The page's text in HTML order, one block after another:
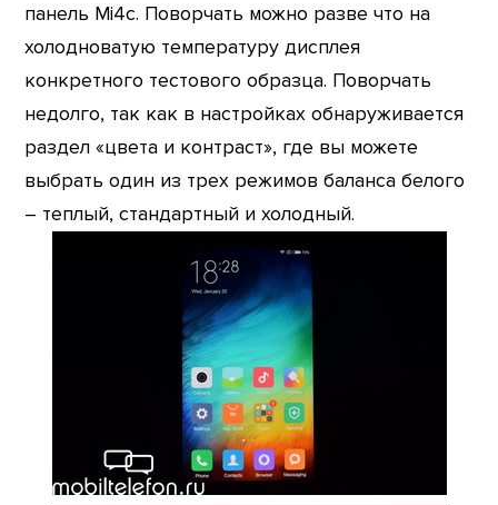
панель Mi4c. Поворчать можно разве что на
холодноватую температуру дисплея
конкретного тестового образца. Поворчать
недолго, так как в настройках обнаруживается
раздел «цвета и контраст», где вы можете
выбрать один из трех режимов баланса белого
– теплый, стандартный и холодный.